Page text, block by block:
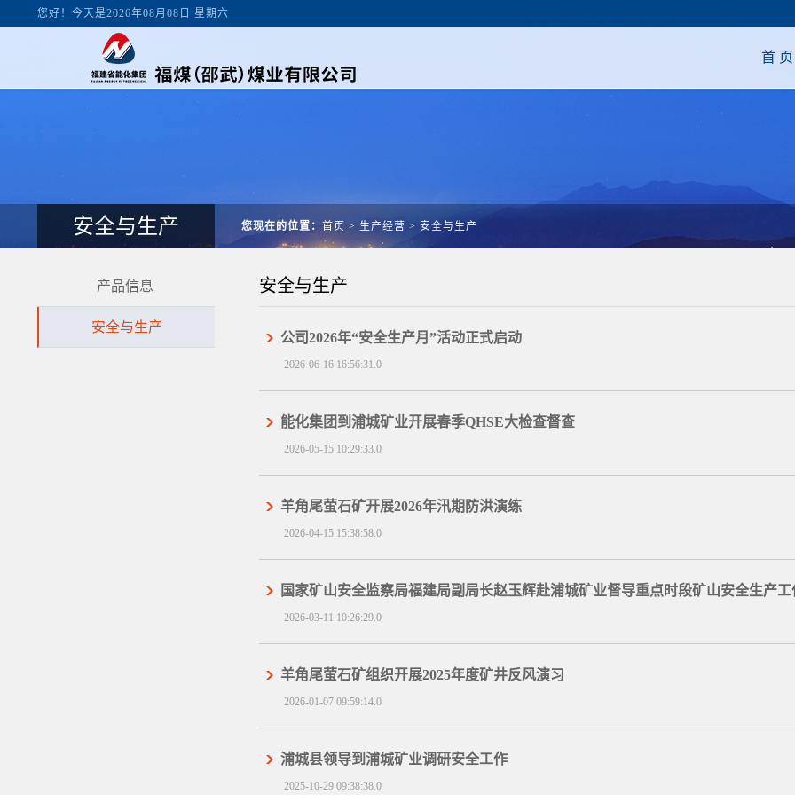
您好！今天是2026年08月08日 星期六
首 页
安全与生产 您现在的位置： 首页 > 生产经营 > 安全与生产
产品信息
安全与生产
安全与生产
公司2026年“安全生产月”活动正式启动
2026-06-16 16:56:31.0
能化集团到浦城矿业开展春季QHSE大检查督查
2026-05-15 10:29:33.0
羊角尾萤石矿开展2026年汛期防洪演练
2026-04-15 15:38:58.0
国家矿山安全监察局福建局副局长赵玉辉赴浦城矿业督导重点时段矿山安全生产工
2026-03-11 10:26:29.0
羊角尾萤石矿组织开展2025年度矿井反风演习
2026-01-07 09:59:14.0
浦城县领导到浦城矿业调研安全工作
2025-10-29 09:38:38.0